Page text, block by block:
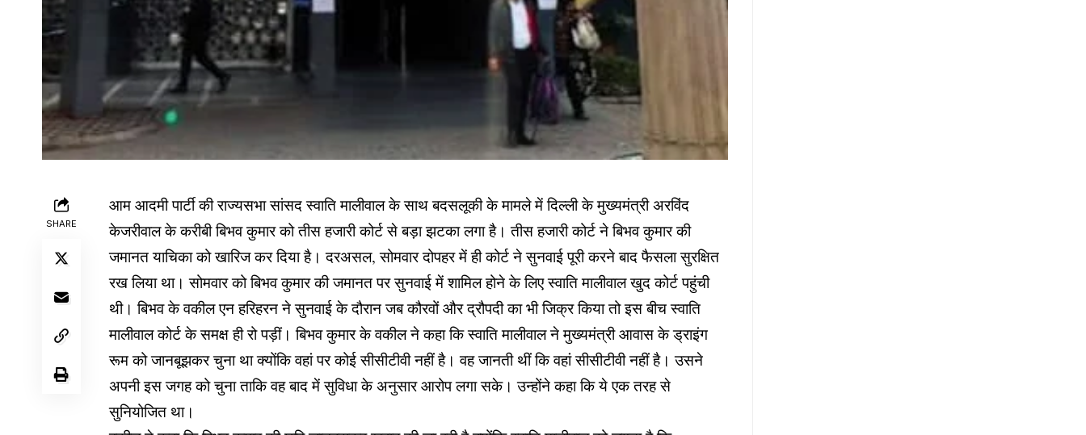
SHARE
आम आदमी पार्टी की राज्यसभा सांसद स्वाति मालीवाल के साथ बदसलूकी के मामले में दिल्ली के मुख्यमंत्री अरविंद
केजरीवाल के करीबी बिभव कुमार को तीस हजारी कोर्ट से बड़ा झटका लगा है। तीस हजारी कोर्ट ने बिभव कुमार की
जमानत याचिका को खारिज कर दिया है। दरअसल, सोमवार दोपहर में ही कोर्ट ने सुनवाई पूरी करने बाद फैसला सुरक्षित
रख लिया था। सोमवार को बिभव कुमार की जमानत पर सुनवाई में शामिल होने के लिए स्वाति मालीवाल खुद कोर्ट पहुंची
थी। बिभव के वकील एन हरिहरन ने सुनवाई के दौरान जब कौरवों और द्रौपदी का भी जिक्र किया तो इस बीच स्वाति
मालीवाल कोर्ट के समक्ष ही रो पड़ीं। बिभव कुमार के वकील ने कहा कि स्वाति मालीवाल ने मुख्यमंत्री आवास के ड्राइंग
रूम को जानबूझकर चुना था क्योंकि वहां पर कोई सीसीटीवी नहीं है। वह जानती थीं कि वहां सीसीटीवी नहीं है। उसने
अपनी इस जगह को चुना ताकि वह बाद में सुविधा के अनुसार आरोप लगा सके। उन्होंने कहा कि ये एक तरह से
सुनियोजित था।